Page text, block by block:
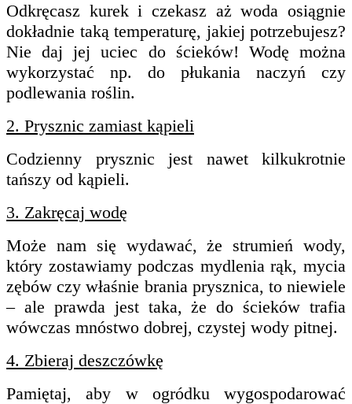
Odkręcasz kurek i czekasz aż woda osiągnie
dokładnie taką temperaturę, jakiej potrzebujesz?
Nie daj jej uciec do ścieków! Wodę można
wykorzystać np. do płukania naczyń czy
podlewania roślin.
2. Prysznic zamiast kąpieli
Codzienny prysznic jest nawet kilkukrotnie
tańszy od kąpieli.
3. Zakręcaj wodę
Może nam się wydawać, że strumień wody,
który zostawiamy podczas mydlenia rąk, mycia
zębów czy właśnie brania prysznica, to niewiele
– ale prawda jest taka, że do ścieków trafia
wówczas mnóstwo dobrej, czystej wody pitnej.
4. Zbieraj deszczówkę
Pamiętaj, aby w ogródku wygospodarować